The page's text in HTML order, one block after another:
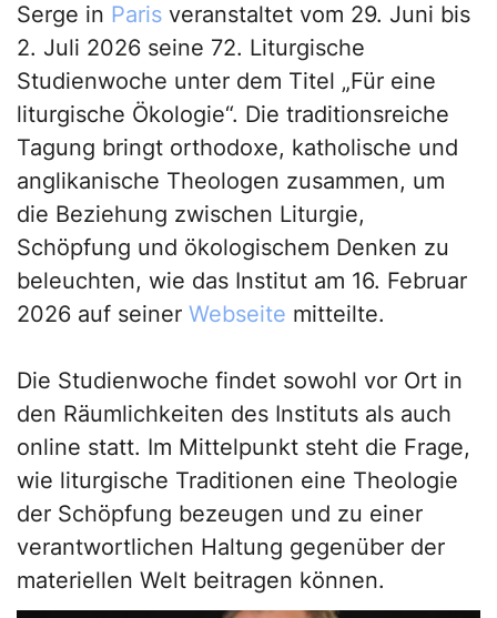
Serge in Paris veranstaltet vom 29. Juni bis
2. Juli 2026 seine 72. Liturgische
Studienwoche unter dem Titel „Für eine
liturgische Ökologie“. Die traditionsreiche
Tagung bringt orthodoxe, katholische und
anglikanische Theologen zusammen, um
die Beziehung zwischen Liturgie,
Schöpfung und ökologischem Denken zu
beleuchten, wie das Institut am 16. Februar
2026 auf seiner Webseite mitteilte.
Die Studienwoche findet sowohl vor Ort in
den Räumlichkeiten des Instituts als auch
online statt. Im Mittelpunkt steht die Frage,
wie liturgische Traditionen eine Theologie
der Schöpfung bezeugen und zu einer
verantwortlichen Haltung gegenüber der
materiellen Welt beitragen können.